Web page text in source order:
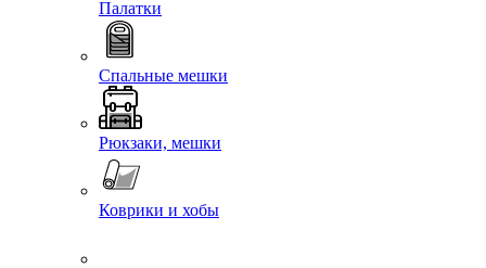
Палатки
Спальные мешки
Рюкзаки, мешки
Коврики и хобы